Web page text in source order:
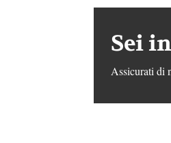
Sei
Assicurati di